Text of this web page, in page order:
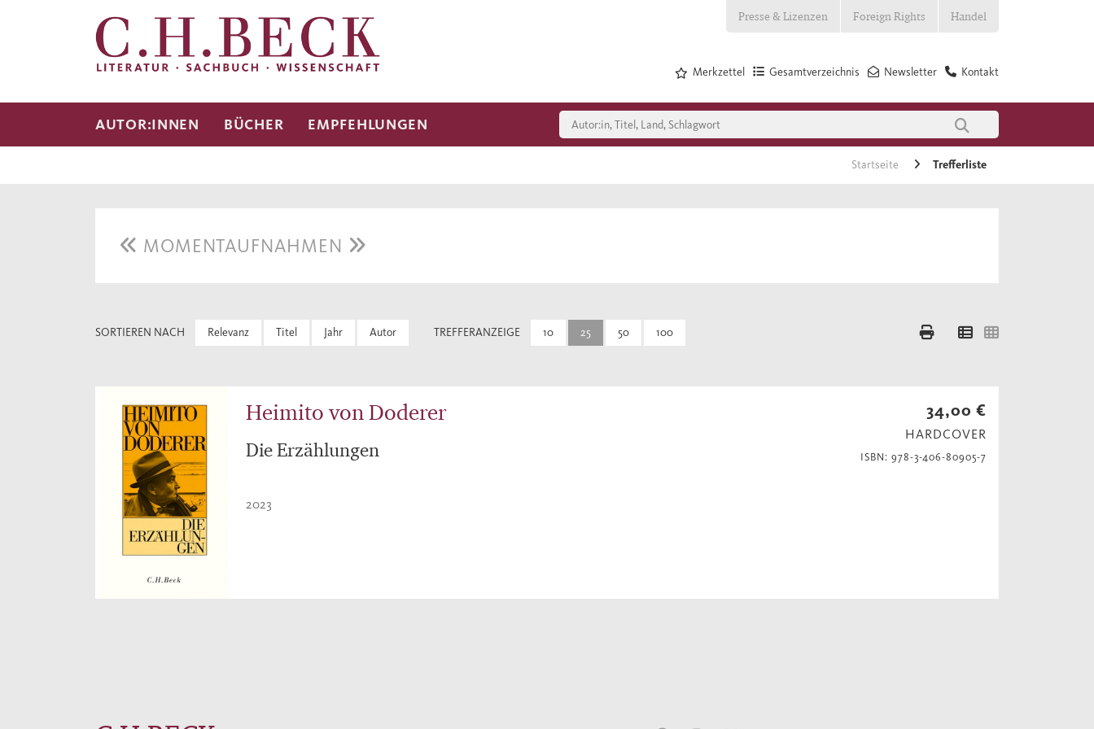
Presse & Lizenzen Foreign Rights Handel
Kontakt
Newsletter
Gesamtverzeichnis
Merkzettel
AUTOR:INNEN BÜCHER EMPFEHLUNGEN
Startseite Trefferliste
MOMENTAUFNAHMEN
SORTIEREN NACH Relevanz Titel Jahr Autor TREFFERANZEIGE 10 25 50 100
Heimito von Doderer
Die Erzählungen
2023
34,00 €
HARDCOVER
ISBN: 978-3-406-80905-7